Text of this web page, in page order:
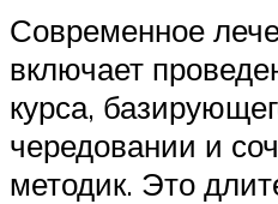
Современное
включает
курса,
чередовании и
методик. Это